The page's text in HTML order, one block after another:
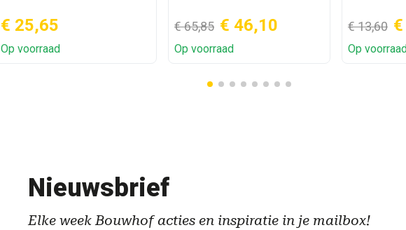
€ 25,65
Op voorraad
€ 65,85 € 46,10
Op voorraad
€ 13,60
Op
Nieuwsbrief
Elke week Bouwhof acties en inspiratie in je mailbox!